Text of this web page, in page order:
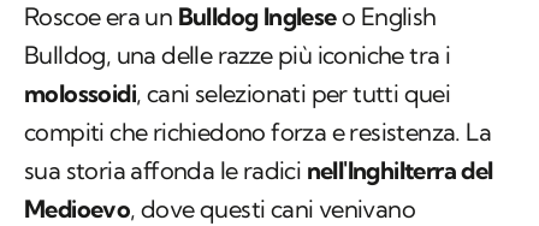
Roscoe era un Bulldog Ingleseo English
Bulldog, una delle razze più iconiche tra i
molossoidi, cani selezionati per tutti quei
compiti che richiedono forza e resistenza. La
sua storia affonda le radici nell'Inghilterra del
Medioevo, dove questi cani venivano